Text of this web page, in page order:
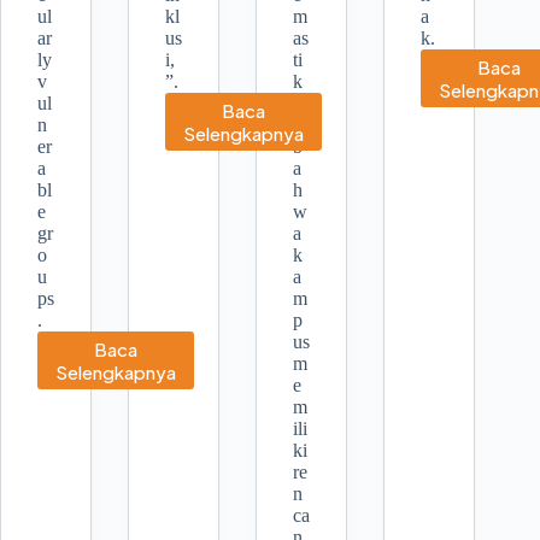
ul
ar
ly
v
ul
n
er
a
bl
e
gr
o
u
ps
.
Baca
SelengkapnyaPengarusutamaan
GEDSI
kl
us
i,
”.
Baca
Selengkapnya
Mendorong
Penyandang
Disabilitas
Menjadi
Perubahan
Penanggulangan
Bencana
m
as
ti
k
b
a
h
w
a
k
a
m
p
us
m
e
m
ili
ki
re
n
ca
a
k.
Baca
16